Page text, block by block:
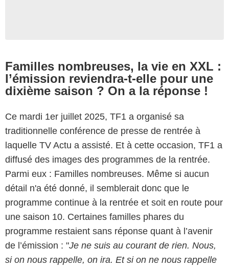
Familles nombreuses, la vie en XXL :
l’émission reviendra-t-elle pour une
dixième saison ? On a la réponse !
Ce mardi 1er juillet 2025, TF1 a organisé sa
traditionnelle conférence de presse de rentrée à
laquelle TV Actu a assisté. Et à cette occasion, TF1 a
diffusé des images des programmes de la rentrée.
Parmi eux : Familles nombreuses. Même si aucun
détail n'a été donné, il semblerait donc que le
programme continue à la rentrée et soit en route pour
une saison 10. Certaines familles phares du
programme restaient sans réponse quant à l’avenir
de l’émission : "Je ne suis au courant de rien. Nous,
si on nous rappelle, on ira. Et si on ne nous rappelle